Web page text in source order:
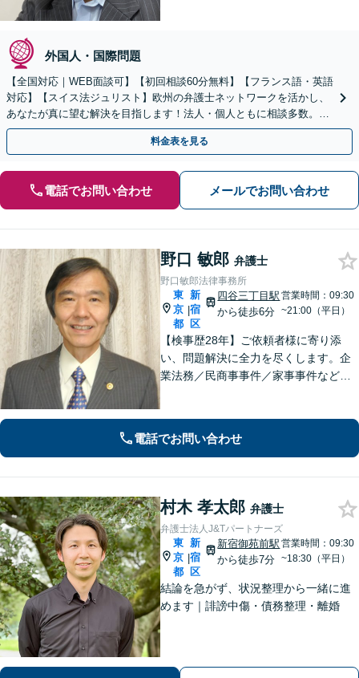
外国人・国際問題
【全国対応｜WEB面談可】【初回相談60分無料】【フランス語・英語
対応】【スイス法ジュリスト】欧州の弁護士ネットワークを活かし、
あなたが真に望む解決を目指します！法人・個人ともに相談多数。細
やかな連絡と粘り強い交渉を徹底【休日・夜間相談可】
料金表を見る
電話でお問い合わせ メールでお問い合わせ
野口 敏郎 弁護士
野口敏郎法律事務所
東
京
都
|
新
宿
区
四谷三丁目駅
から徒歩6分
営業時間：09:30
~21:00（平日）
【検事歴28年】ご依頼者様に寄り添
い、問題解決に全力を尽くします。企
業法務／民商事事件／家事事件など、
考えています。
電話でお問い合わせ
村木 孝太郎 弁護士
弁護士法人J&Tパートナーズ
東
京
都
|
新
宿
区
新宿御苑前駅
から徒歩7分
営業時間：09:30
~18:30（平日）
結論を急がず、状況整理から一緒に進
めます｜誹謗中傷・債務整理・離婚